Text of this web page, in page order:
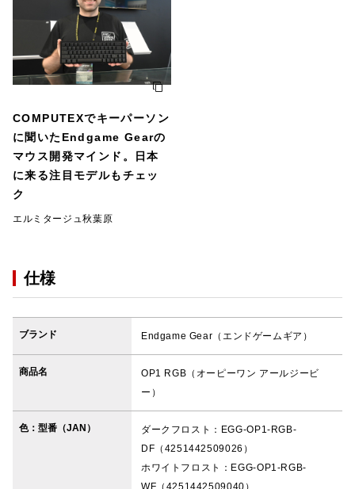
COMPUTEXでキーパーソン
に聞いたEndgame Gearの
マウス開発マインド。日本
に来る注目モデルもチェッ
ク
エルミタージュ秋葉原
仕様
ブランド Endgame Gear（エンドゲームギア）
商品名
OP1 RGB（オーピーワン アールジービ
ー）
色：型番（JAN）
ダークフロスト：EGG-OP1-RGB-
DF（4251442509026）
ホワイトフロスト：EGG-OP1-RGB-
WF（4251442509040）